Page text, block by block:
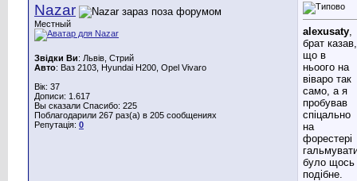
Nazar
Местный
Звідки Ви: Львів, Стрий
Авто: Ваз 2103, Hyundai H200, Opel Vivaro
Вік: 37
Дописи: 1.617
Вы сказали Спасибо: 225
Поблагодарили 267 раз(а) в 205 сообщениях
Репутація: 0
alexusaty
брат казав,
що в
ньоого на
віваро так
само, а я
пробував
спіцально
на
форестері
було щось
подібне.